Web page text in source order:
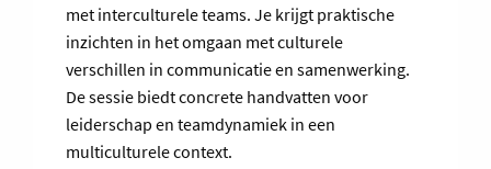
met interculturele teams. Je krijgt praktische
inzichten in het omgaan met culturele
verschillen in communicatie en samenwerking.
De sessie biedt concrete handvatten voor
leiderschap en teamdynamiek in een
multiculturele context.